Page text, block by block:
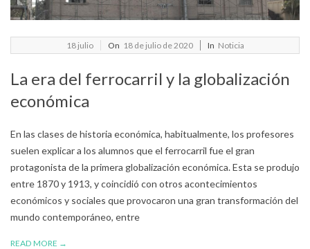
18
18 julio On 18 de julio de 2020 In Noticia
La era del ferrocarril y la globalización
económica
En las clases de historia económica, habitualmente, los profesores
suelen explicar a los alumnos que el ferrocarril fue el gran
protagonista de la primera globalización económica. Esta se produjo
entre 1870 y 1913, y coincidió con otros acontecimientos
económicos y sociales que provocaron una gran transformación del
mundo contemporáneo, entre
READ MORE →